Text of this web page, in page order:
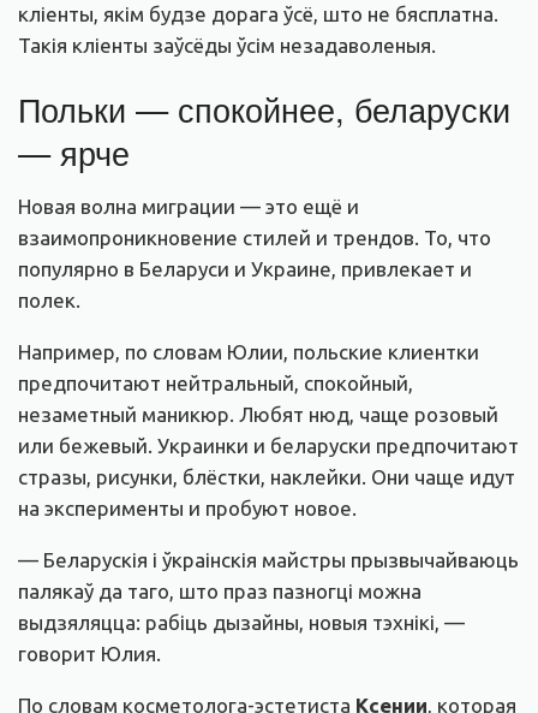
кліенты, якім будзе дорага ўсё, што не бясплатна.
Такія кліенты заўсёды ўсім незадаволеныя.
Польки — спокойнее, беларуски
— ярче
Новая волна миграции — это ещё и
взаимопроникновение стилей и трендов. То, что
популярно в Беларуси и Украине, привлекает и
полек.
Например, по словам Юлии, польские клиентки
предпочитают нейтральный, спокойный,
незаметный маникюр. Любят нюд, чаще розовый
или бежевый. Украинки и беларуски предпочитают
стразы, рисунки, блёстки, наклейки. Они чаще идут
на эксперименты и пробуют новое.
— Беларускія і ўкраінскія майстры прызвычайваюць
палякаў да таго, што праз пазногці можна
выдзяляцца: рабіць дызайны, новыя тэхнікі, —
говорит Юлия.
По словам косметолога-эстетиста Ксении , которая